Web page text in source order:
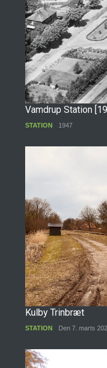
Vamdrup Station
STATION 1947
Kulby Trinbræt
STATION Den 7. marts